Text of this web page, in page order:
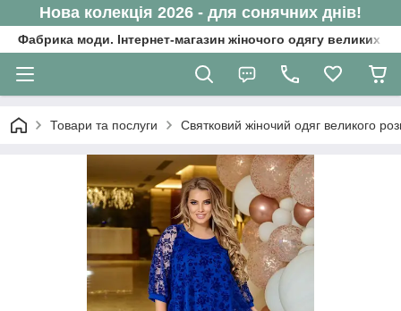
Нова колекція 2026 - для сонячних днів!
Фабрика моди. Інтернет-магазин жіночого одягу великих
Товари та послуги Святковий жіночий одяг великого